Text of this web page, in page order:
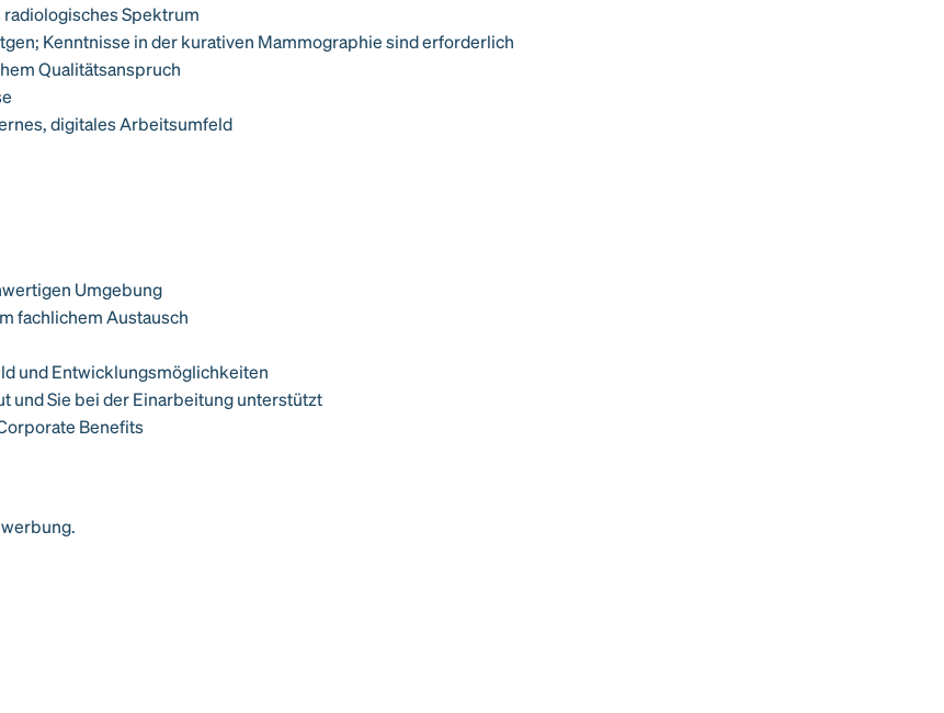
Spektrum
Kenntnisse in der kurativen Mammographie sind erforderlich
Qualitätsanspruch
digitales Arbeitsumfeld
Umgebung
fachlichem Austausch
und Entwicklungsmöglichkeiten
und Sie bei der Einarbeitung unterstützt
Benefits